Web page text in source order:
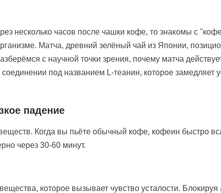
несколько часов после чашки кофе, то знакомы с
Матча, древний зелёный чай из Японии,
с научной точки зрения, почему матча
соединении под названием L-теанин, которое
падение
Когда вы пьёте обычный кофе, кофеин быстро
через 30-60 минут.
которое вызывает чувство усталости.